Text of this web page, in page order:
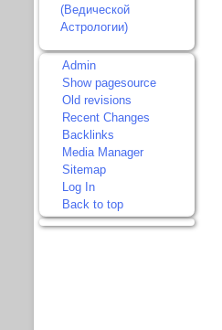
(Ведической
Астрологии)
Admin
Show pagesource
Old revisions
Recent Changes
Backlinks
Media Manager
Sitemap
Log In
Back to top